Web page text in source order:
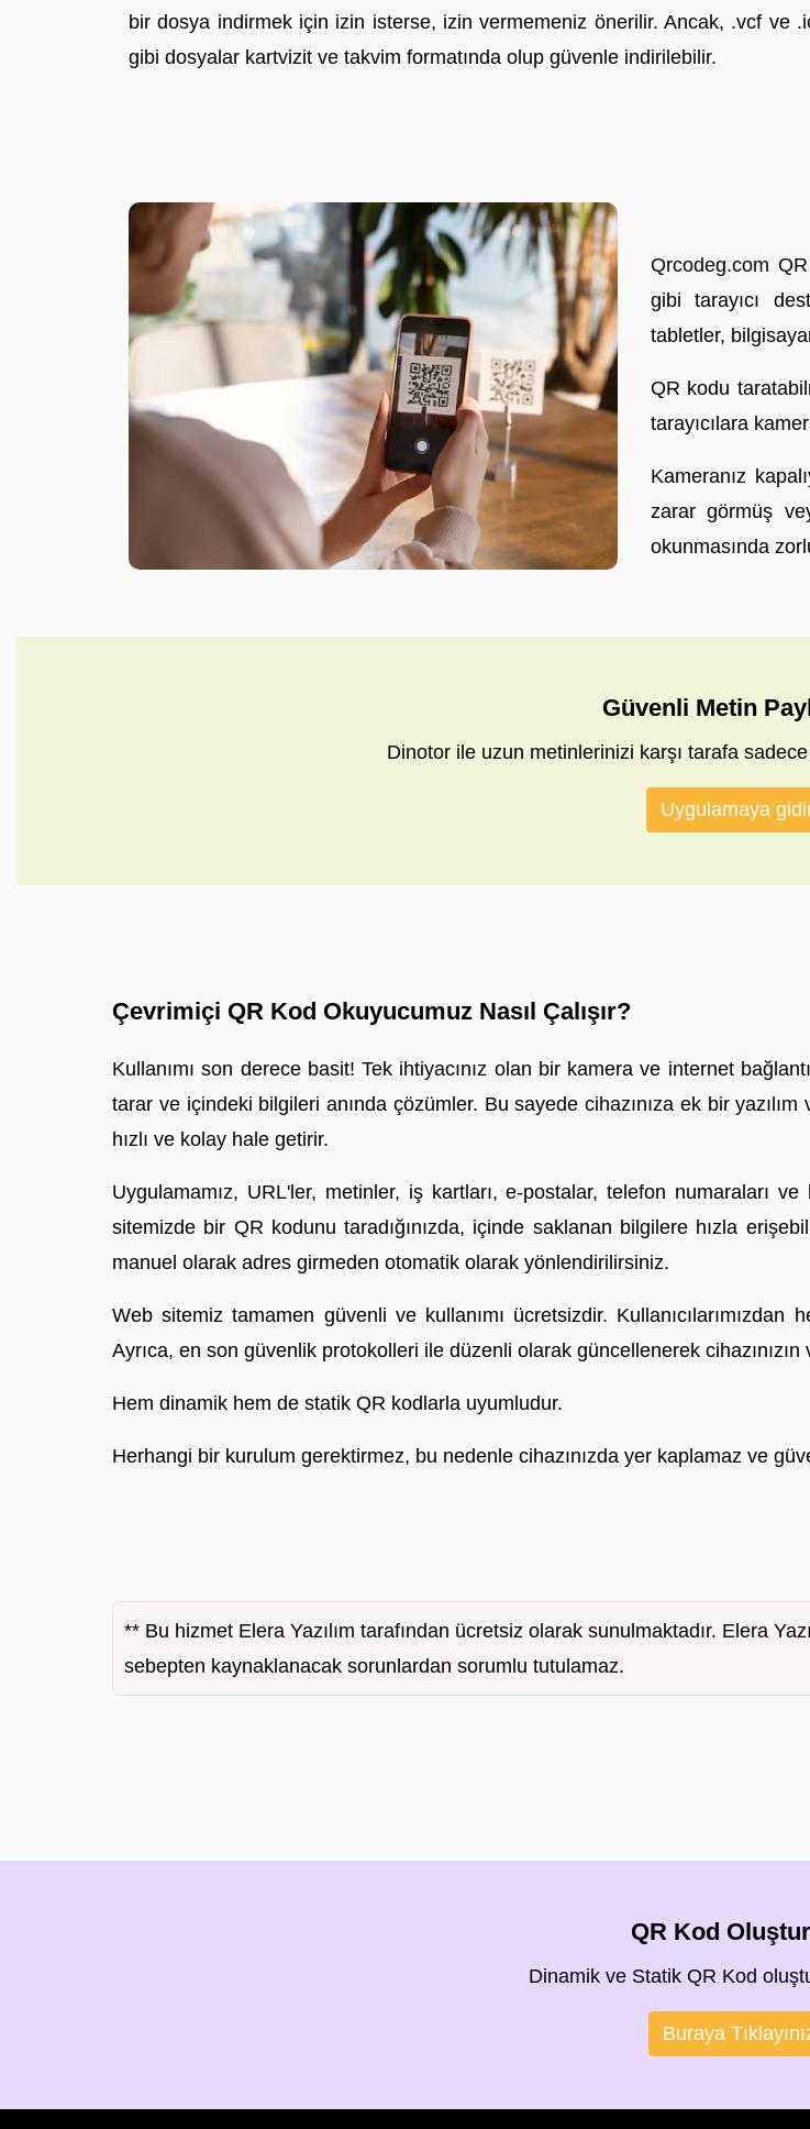
bir dosya indirmek için izin isterse, izin vermemeniz önerilir. Ancak, .vcf ve
gibi dosyalar kartvizit ve takvim formatında olup güvenle indirilebilir.
Qrcodeg.com
gibi tarayıcı
tabletler,
QR kodu
tarayıcılara
Kameranız
zarar görmüş
okunmasında
Güvenli Metin
Dinotor ile uzun metinlerinizi karşı tarafa
Uygulamaya
Çevrimiçi QR Kod Okuyucumuz Nasıl Çalışır?
Kullanımı son derece basit! Tek ihtiyacınız olan bir kamera ve internet
tarar ve içindeki bilgileri anında çözümler. Bu sayede cihazınıza ek bir
hızlı ve kolay hale getirir.
Uygulamamız, URL'ler, metinler, iş kartları, e-postalar, telefon numaraları
sitemizde bir QR kodunu taradığınızda, içinde saklanan bilgilere hızla
manuel olarak adres girmeden otomatik olarak yönlendirilirsiniz.
Web sitemiz tamamen güvenli ve kullanımı ücretsizdir.
Ayrıca, en son güvenlik protokolleri ile düzenli olarak güncellenerek
Hem dinamik hem de statik QR kodlarla uyumludur.
Herhangi bir kurulum gerektirmez, bu nedenle cihazınızda yer kaplamaz ve
** Bu hizmet Elera Yazılım tarafından ücretsiz olarak sunulmaktadır. Elera
sebepten kaynaklanacak sorunlardan sorumlu tutulamaz.
QR Kod
Dinamik ve Statik QR Kod
Buraya